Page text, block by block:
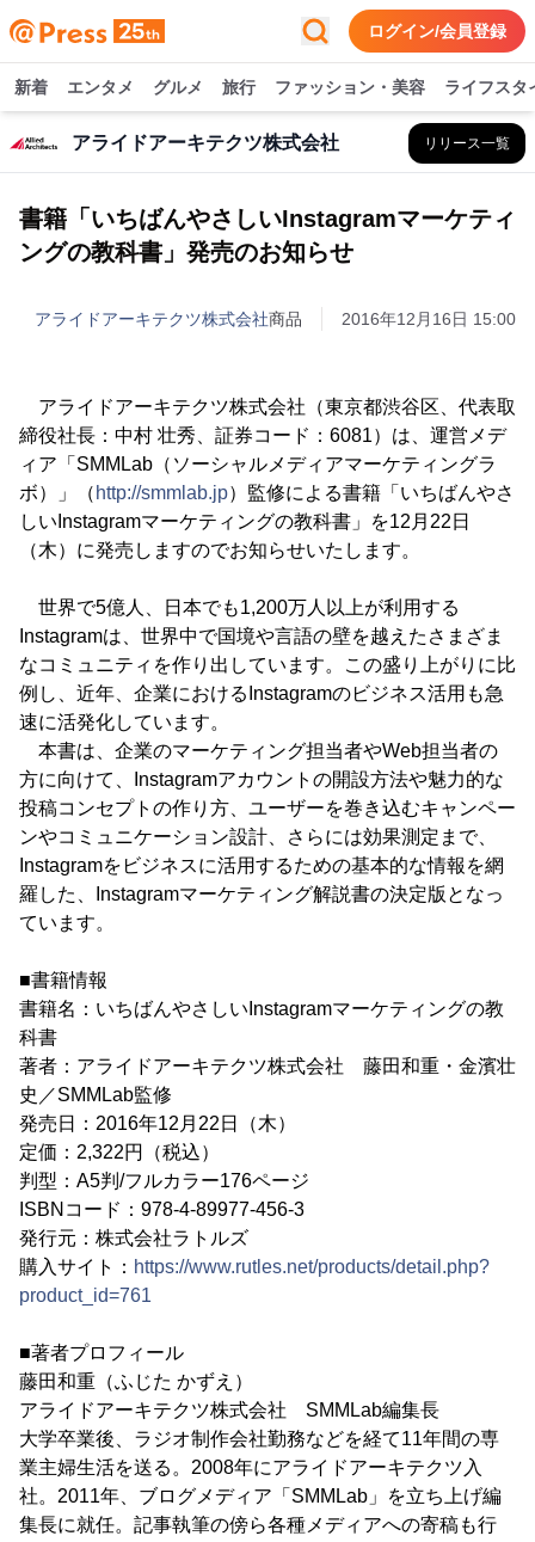
ログイン/会員登録
新着 エンタメ グルメ 旅行 ファッション・美容 ライフスタ
アライドアーキテクツ株式会社 リリース一覧
書籍「いちばんやさしいInstagramマーケティ
ングの教科書」発売のお知らせ
アライドアーキテクツ株式会社商品 2016年12月16日 15:00
アライドアーキテクツ株式会社（東京都渋谷区、代表取
締役社長：中村 壮秀、証券コード：6081）は、運営メデ
ィア「SMMLab（ソーシャルメディアマーケティングラ
ボ）」（ http://smmlab.jp）監修による書籍「いちばんやさ
しいInstagramマーケティングの教科書」を12月22日
（木）に発売しますのでお知らせいたします。
世界で5億人、日本でも1,200万人以上が利用する
Instagramは、世界中で国境や言語の壁を越えたさまざま
なコミュニティを作り出しています。この盛り上がりに比
例し、近年、企業におけるInstagramのビジネス活用も急
速に活発化しています。
本書は、企業のマーケティング担当者やWeb担当者の
方に向けて、Instagramアカウントの開設方法や魅力的な
投稿コンセプトの作り方、ユーザーを巻き込むキャンペー
ンやコミュニケーション設計、さらには効果測定まで、
Instagramをビジネスに活用するための基本的な情報を網
羅した、Instagramマーケティング解説書の決定版となっ
ています。
■書籍情報
書籍名：いちばんやさしいInstagramマーケティングの教
科書
著者：アライドアーキテクツ株式会社 藤田和重・金濱壮
史／SMMLab監修
発売日：2016年12月22日（木）
定価：2,322円（税込）
判型：A5判/フルカラー176ページ
ISBNコード：978-4-89977-456-3
発行元：株式会社ラトルズ
購入サイト： https://www.rutles.net/products/detail.php?
product_id=761
■著者プロフィール
藤田和重（ふじた かずえ）
アライドアーキテクツ株式会社 SMMLab編集長
大学卒業後、ラジオ制作会社勤務などを経て11年間の専
業主婦生活を送る。2008年にアライドアーキテクツ入
社。2011年、ブログメディア「SMMLab」を立ち上げ編
集長に就任。記事執筆の傍ら各種メディアへの寄稿も行